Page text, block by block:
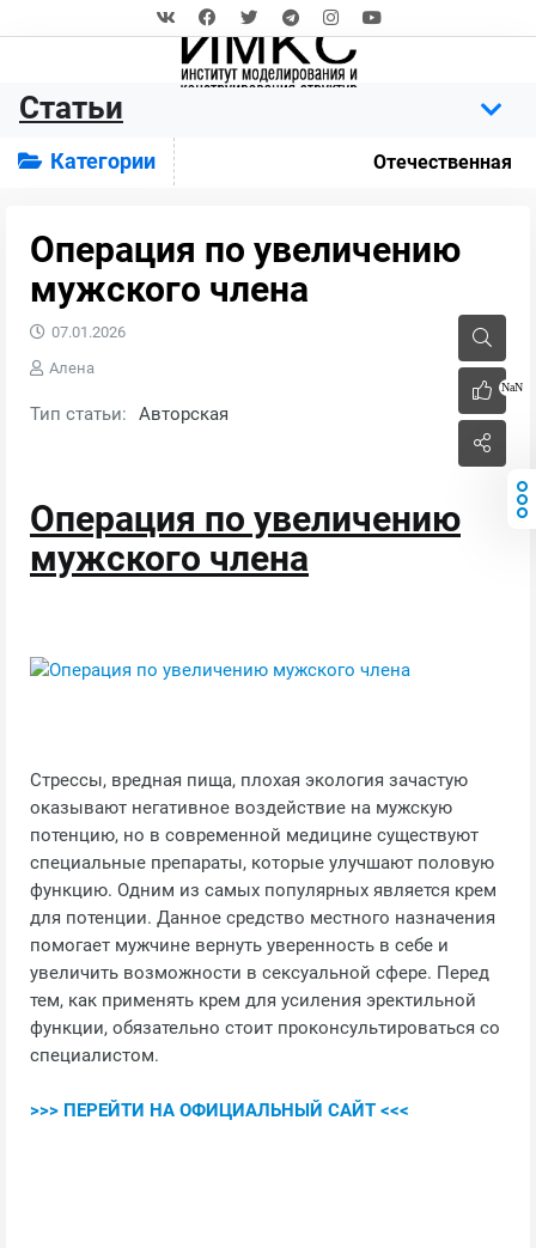
Статьи
Категории Отечественная
Операция по увеличению
мужского члена
NaN
07.01.2026
Алена
Тип статьи: Авторская
Операция по увеличению
мужского члена
Стрессы, вредная пища, плохая экология зачастую
оказывают негативное воздействие на мужскую
потенцию, но в современной медицине существуют
специальные препараты, которые улучшают половую
функцию. Одним из самых популярных является крем
для потенции. Данное средство местного назначения
помогает мужчине вернуть уверенность в себе и
увеличить возможности в сексуальной сфере. Перед
тем, как применять крем для усиления эректильной
функции, обязательно стоит проконсультироваться со
специалистом.
>>> ПЕРЕЙТИ НА ОФИЦИАЛЬНЫЙ САЙТ <<<